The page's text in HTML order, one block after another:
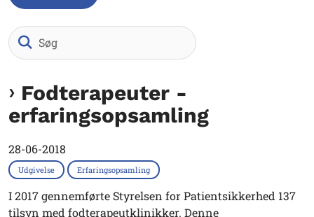
Fodterapeuter -
erfaringsopsamling
28-06-2018
Udgivelse Erfaringsopsamling
I 2017 gennemførte Styrelsen for Patientsikkerhed 137
tilsyn med fodterapeutklinikker. Denne